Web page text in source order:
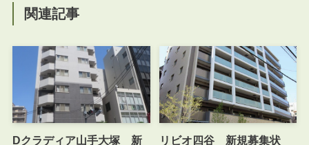
関連記事
Dクラディア山手大塚 新
リビオ四谷 新規募集状